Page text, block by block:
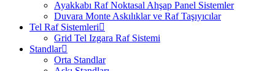
Ayakkabı Raf Noktasal Ahşap Panel Sistemler
Duvara Monte Askılıklar ve Raf Taşıyıcılar
Tel Raf Sistemleri
Grid Tel Izgara Raf Sistemi
Standlar
Orta Standlar